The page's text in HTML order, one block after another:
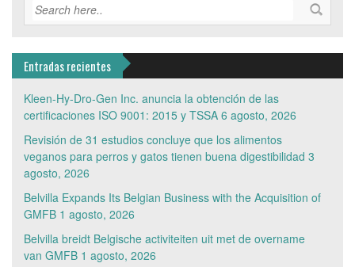
Entradas recientes
Kleen-Hy-Dro-Gen Inc. anuncia la obtención de las
certificaciones ISO 9001: 2015 y TSSA 6 agosto, 2026
Revisión de 31 estudios concluye que los alimentos
veganos para perros y gatos tienen buena digestibilidad 3
agosto, 2026
Belvilla Expands Its Belgian Business with the Acquisition of
GMFB 1 agosto, 2026
Belvilla breidt Belgische activiteiten uit met de overname
van GMFB 1 agosto, 2026